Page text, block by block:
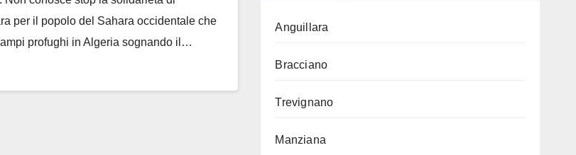
per il popolo del Sahara occidentale che
profughi in Algeria sognando il…
Anguillara
Bracciano
Trevignano
Manziana